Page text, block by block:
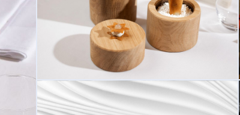
© Gerloser Stubn